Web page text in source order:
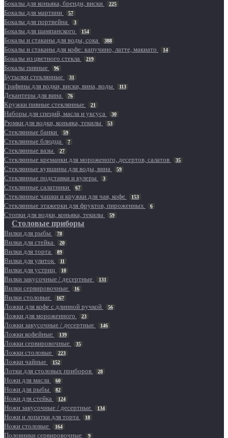
Бокалы для коньяка, бренди, виски 225
Бокалы для мартини 57
Бокалы для портвейна 3
Бокалы для шампанского 154
Бокалы и стаканы для воды, сока 388
Бокалы и стаканы для кофе: капучино, латте, макиато 14
Бокалы из цветного стекла 219
Бокалы пивные 96
Бутылки стеклянные 31
Графины для водки, виски, вина, воды 113
Декантеры для вина 76
Кружки пивные стеклянные 21
Наборы для специй, масла и уксуса 30
Рюмки для водки, коньяка, текилы 53
Стеклянные банки 59
Стеклянные блюдца 7
Стеклянные вазы 27
Стеклянные креманки для мороженого, десертов, салатов 35
Стеклянные кувшины для воды, вина 59
Стеклянные подставки и кулеры 3
Стеклянные салатники 67
Стеклянные чашки и кружки для чая, кофе 153
Стеклянные этажерки для фруктов, пироженных 6
Стопки для водки, коньяка, текилы 59
Столовые приборы
Вилки для рыбы 78
Вилки для стейка 20
Вилки для торта 89
Вилки для улиток 11
Вилки для устриц 10
Вилки закусочные / десертные 131
Вилки сервировочные 16
Вилки столовые 167
Ложки для кофе с длинной ручкой 56
Ложки для мороженного 23
Ложки закусочные / десертные 146
Ложки кофейные 139
Ложки сервировочные 35
Ложки столовые 223
Ложки чайные 152
Лотки для столовых приборов 28
Ножи для масла 60
Ножи для рыбы 82
Ножи для стейка 124
Ножи закусочные / десертные 134
Ножи и лопатки для торта 18
Ножи столовые 164
Половники сервировочные 9